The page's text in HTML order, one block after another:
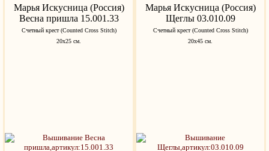
Марья Искусница (Россия)
Весна пришла 15.001.33
Счетный крест (Counted Cross Stitch)
20x25 см.
Марья Искусница (Россия)
Щеглы 03.010.09
Счетный крест (Counted Cross Stitch)
20x45 см.